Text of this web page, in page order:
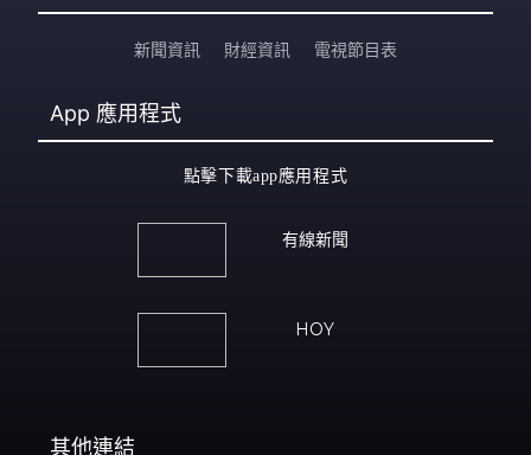
新聞資訊 財經資訊 電視節目表
App 應用程式
點擊下載app應用程式
有線新聞
HOY
其他連結